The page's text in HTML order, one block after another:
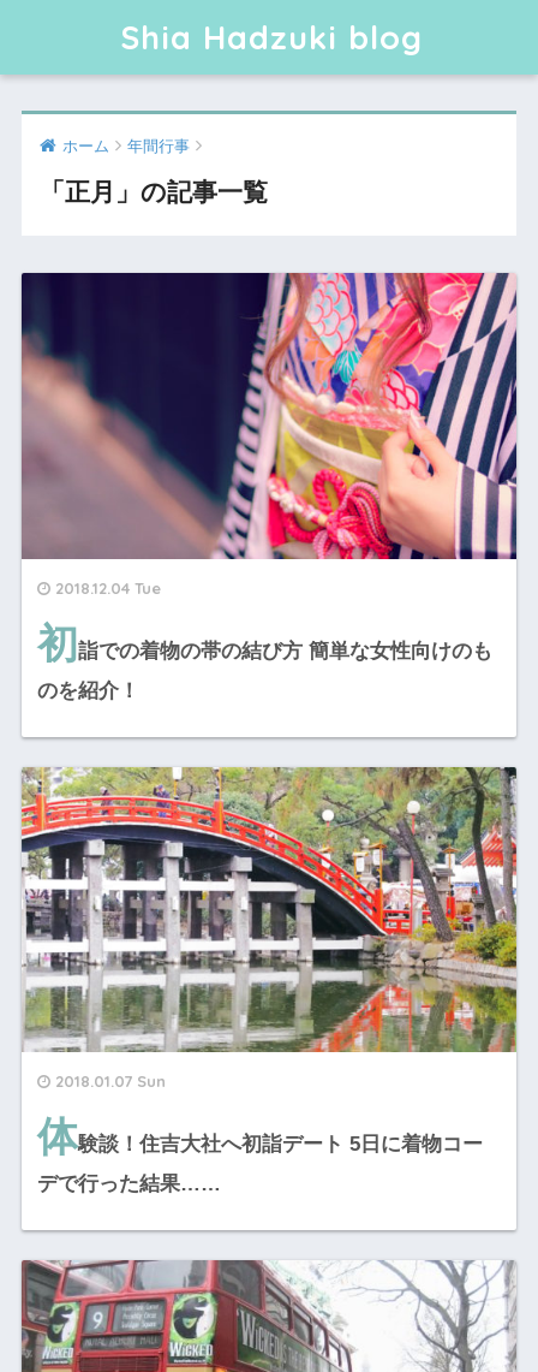
Shia Hadzuki blog
ホーム 年間行事
「正月」の記事一覧
2018.12.04 Tue
初詣での着物の帯の結び方 簡単な女性向けのも
のを紹介！
2018.01.07 Sun
体験談！住吉大社へ初詣デート 5日に着物コー
デで行った結果……